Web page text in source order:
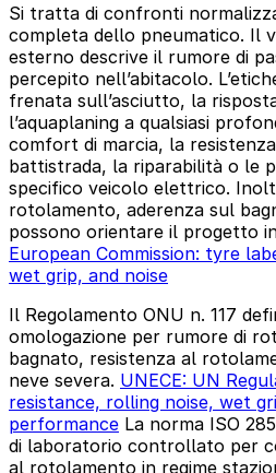
Si tratta di confronti
completa dello pneumatico. Il
esterno descrive il rumore di
percepito nell’abitacolo.
frenata sull’asciutto, la
l’aquaplaning a qualsiasi
comfort di marcia, la
battistrada, la riparabilità o le
specifico veicolo elettrico.
rotolamento, aderenza sul
possono orientare il progetto
European Commission: tyre
wet grip, and noise
Il Regolamento ONU n. 117
omologazione per rumore di
bagnato, resistenza al
neve severa. UNECE: UN
resistance, rolling noise, wet
performance La norma ISO
di laboratorio controllato per
al rotolamento in regime